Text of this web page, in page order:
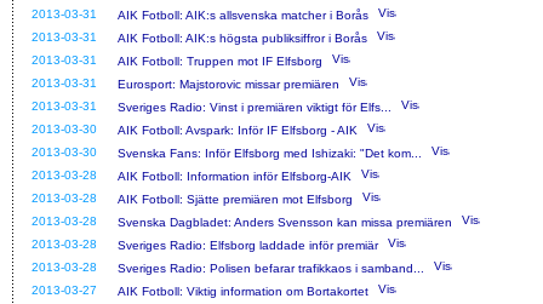
2013-03-31
AIK Fotboll: AIK:s allsvenska matcher i Borås
2013-03-31
AIK Fotboll: AIK:s högsta publiksiffror i Borås
2013-03-31
AIK Fotboll: Truppen mot IF Elfsborg
2013-03-31
Eurosport: Majstorovic missar premiären
2013-03-31
Sveriges Radio: Vinst i premiären viktigt för Elfs...
2013-03-30
AIK Fotboll: Avspark: Inför IF Elfsborg - AIK
2013-03-30
Svenska Fans: Inför Elfsborg med Ishizaki: "Det kom...
2013-03-28
AIK Fotboll: Information inför Elfsborg-AIK
2013-03-28
AIK Fotboll: Sjätte premiären mot Elfsborg
2013-03-28
Svenska Dagbladet: Anders Svensson kan missa premiären
2013-03-28
Sveriges Radio: Elfsborg laddade inför premiär
2013-03-28
Sveriges Radio: Polisen befarar trafikkaos i samband...
2013-03-27
AIK Fotboll: Viktig information om Bortakortet